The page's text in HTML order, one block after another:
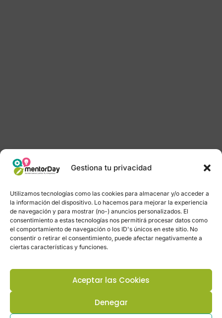
Gestiona tu privacidad
Utilizamos tecnologías como las cookies para almacenar y/o acceder a
la información del dispositivo. Lo hacemos para mejorar la experiencia
de navegación y para mostrar (no-) anuncios personalizados. El
consentimiento a estas tecnologías nos permitirá procesar datos como
el comportamiento de navegación o los ID's únicos en este sitio. No
consentir o retirar el consentimiento, puede afectar negativamente a
ciertas características y funciones.
Aceptar las Cookies
Denegar